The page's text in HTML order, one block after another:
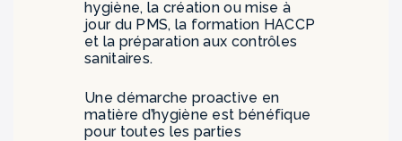
hygiène, la création ou mise à
jour du PMS, la formation HACCP
et la préparation aux contrôles
sanitaires.
Une démarche proactive en
matière d’hygiène est bénéfique
pour toutes les parties